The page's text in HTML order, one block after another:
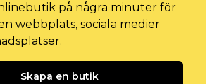
på några minuter för
webbplats, sociala medier
Skapa en butik